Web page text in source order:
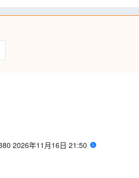
2026年11月16日 21:50